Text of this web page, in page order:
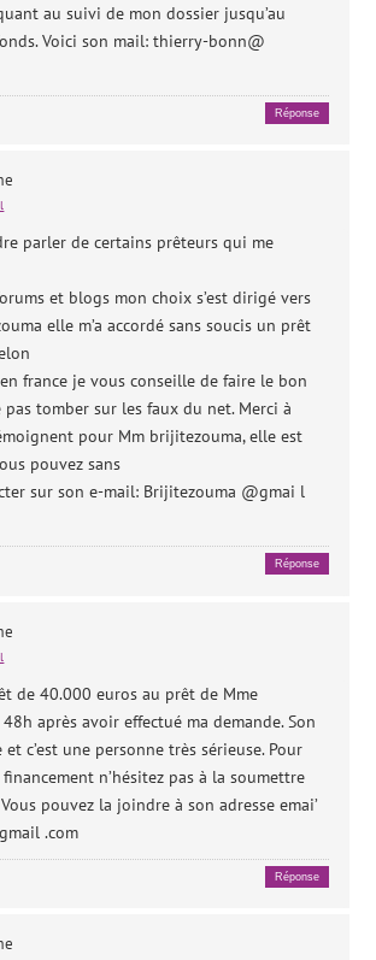
au suivi de mon dossier jusqu’au
Voici son mail: thierry-bonn@
Réponse
parler de certains prêteurs qui me
et blogs mon choix s’est dirigé vers
elle m’a accordé sans soucis un prêt
france je vous conseille de faire le bon
tomber sur les faux du net. Merci à
pour Mm brijitezouma, elle est
pouvez sans
sur son e-mail: Brijitezouma @gmai l
Réponse
de 40.000 euros au prêt de Mme
après avoir effectué ma demande. Son
c’est une personne très sérieuse. Pour
n’hésitez pas à la soumettre
pouvez la joindre à son adresse emai’
.com
Réponse